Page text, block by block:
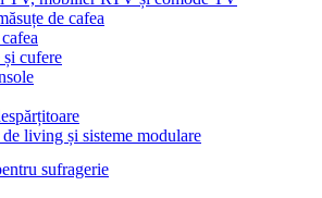
de cafea
și cufere
living și sisteme modulare
sufragerie